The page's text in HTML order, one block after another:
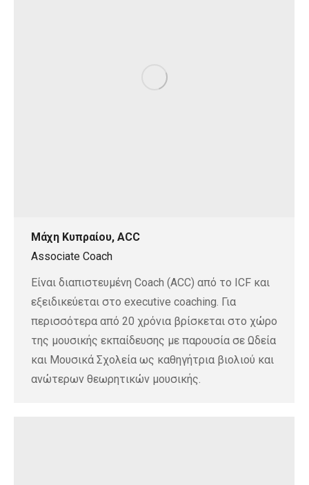
Μάχη Κυπραίου, ACC
Associate Coach
Είναι διαπιστευμένη Coach (ACC) από το ICF και
εξειδικεύεται στο executive coaching. Για
περισσότερα από 20 χρόνια βρίσκεται στο χώρο
της μουσικής εκπαίδευσης με παρουσία σε Ωδεία
και Μουσικά Σχολεία ως καθηγήτρια βιολιού και
ανώτερων θεωρητικών μουσικής.